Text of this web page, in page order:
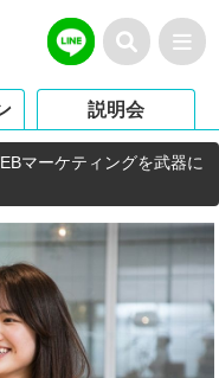
説明会
マーケティングを武器に